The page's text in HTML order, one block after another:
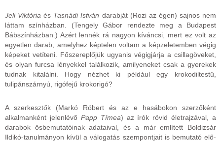
Jeli Viktória és Tasnádi István darabját (Rozi az égen) sajnos nem
láttam színházban. (Tengely Gábor rendezte meg a Budapest
Bábszínházban.) Azért lennék rá nagyon kíváncsi, mert ez volt az
egyetlen darab, amelyhez képtelen voltam a képzeletemben végig
képeket vetíteni. Főszereplőjük ugyanis végigjárja a csillagöveket,
és olyan furcsa lényekkel találkozik, amilyeneket csak a gyerekek
tudnak kitalálni. Hogy nézhet ki például egy krokodiltestű,
tulipánszárnyú, rigófejű krokorigó?
A szerkesztők (Markó Róbert és az e hasábokon szerzőként
alkalmanként jelenlévő Papp Tímea) az írók rövid életrajzával, a
darabok ősbemutatóinak adataival, és a már említett Boldizsár
Ildikó-tanulmányon kívül a válogatás szempontjait is bemutató elő-